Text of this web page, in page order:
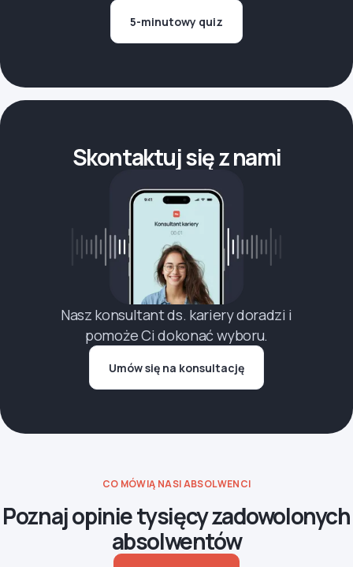
5-minutowy quiz
Skontaktuj się z nami
Nasz konsultant ds. kariery doradzi i
pomoże Ci dokonać wyboru.
Umów się na konsultację
CO MÓWIĄ NASI ABSOLWENCI
Poznaj opinie tysięcy zadowolonych
absolwentów